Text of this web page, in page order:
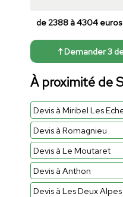
de 2388 à 4304 euros
↑ Demander 3
À proximité de
Devis à Miribel Les
Devis à Romagnieu
Devis à Le Moutaret
Devis à Anthon
Devis à Les Deux Alpes